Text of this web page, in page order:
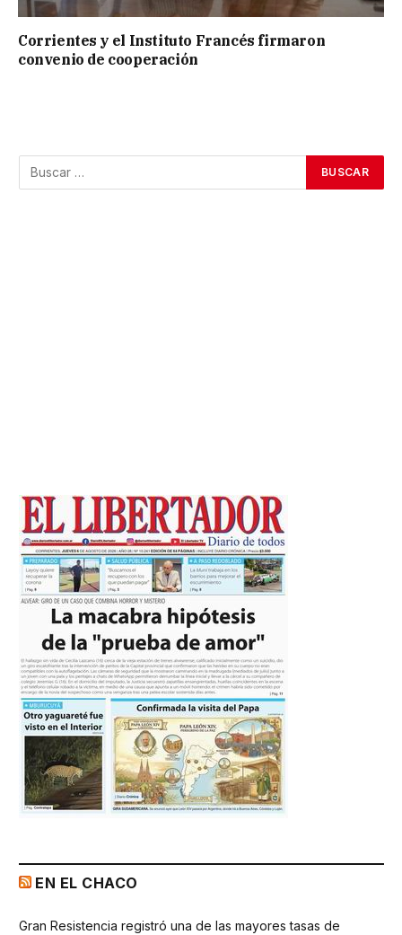
Corrientes y el Instituto Francés firmaron
convenio de cooperación
EN EL CHACO
Gran Resistencia registró una de las mayores tasas de